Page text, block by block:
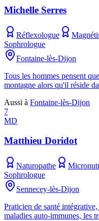
Michelle Serres
Réflexologue
Sophrologue
Fontaine-lès-Dijon
Tous les hommes pensent
montagne alors qu'il réside
Aussi à Fontaine-lès-Dijon
7
MD
Matthieu Doridot
Naturopathe
Sophrologue
Sennecey-lès-Dijon
Praticien de santé
maladies auto-immunes, les